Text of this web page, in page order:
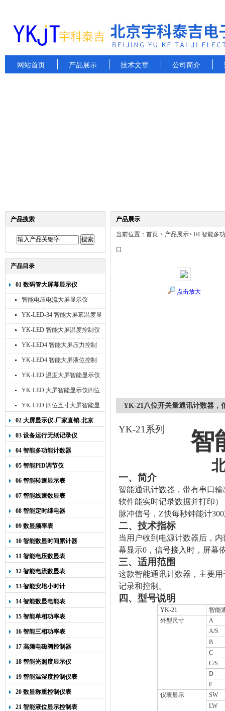
网站首页 产品展示 技术文章 公司简介
产品搜索
产品目录
01 数码管大屏幕显示仪
智能电压电流大屏显示仪
YK-LED-34 智能大屏幕温度显
示仪
YK-LED 智能大屏温度控制仪
YK-LED4 智能大屏压力控制
仪
YK-LED4 智能大屏液位控制
仪
YK-LED 温度大屏智能显示仪
四位十寸
YK-LED 大屏智能显示仪四位
八寸
YK-LED 四位五寸大屏智能显
示仪
02 大屏显示仪-厂家直销-北京
宇科泰吉
03 设备运行无纸记录仪
04 智能多功能计数器
05 智能PID调节仪
06 智能转速显示表
07 智能线速数显表
08 智能定时继电器
09 数显频率表
10 智能数显时间累计器
11 智能电压数显表
12 智能电流数显表
13 智能安培小时计
14 智能数显电能表
15 智能单相功率表
16 智能三相功率表
17 高频电磁阀控制器
18 智能光照度显示仪
19 智能温湿度控制仪表
20 数显称重控制仪表
21 智能液位显示控制表
产品展示
当前位置： 首页 > 产品展示> 04 智能多
口
点击放大
YK-21八位开关量通讯计数器，
YK-21 系列 智
一、简介
智能通讯计数器，带有串口
软件能实时记录数据并打印
脉冲信号，Z快每秒钟能计
二、技术指标
当用户收到电源计数器后，
幕显示0，信号接入时，屏幕
三、适用范围
这款智能通讯计数器，主要
记录和控制。
四、型号说明
YK-21
智能
外型尺寸
A
A/S
B
C
C/S
D
F
仪表显示
SW
LW